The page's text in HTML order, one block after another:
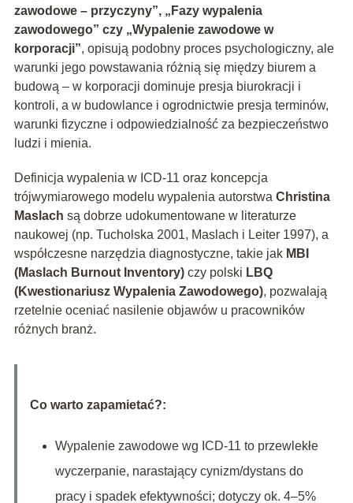
zawodowe – przyczyny”, „Fazy wypalenia
zawodowego” czy „Wypalenie zawodowe w
korporacji”, opisują podobny proces psychologiczny, ale
warunki jego powstawania różnią się między biurem a
budową – w korporacji dominuje presja biurokracji i
kontroli, a w budowlance i ogrodnictwie presja terminów,
warunki fizyczne i odpowiedzialność za bezpieczeństwo
ludzi i mienia.
Definicja wypalenia w ICD‑11 oraz koncepcja
trójwymiarowego modelu wypalenia autorstwa Christina
Maslach są dobrze udokumentowane w literaturze
naukowej (np. Tucholska 2001, Maslach i Leiter 1997), a
współczesne narzędzia diagnostyczne, takie jak MBI
(Maslach Burnout Inventory)czy polski LBQ
(Kwestionariusz Wypalenia Zawodowego), pozwalają
rzetelnie oceniać nasilenie objawów u pracowników
różnych branż.
Co warto zapamietać?:
Wypalenie zawodowe wg ICD‑11 to przewlekłe
wyczerpanie, narastający cynizm/dystans do
pracy i spadek efektywności; dotyczy ok. 4–5%